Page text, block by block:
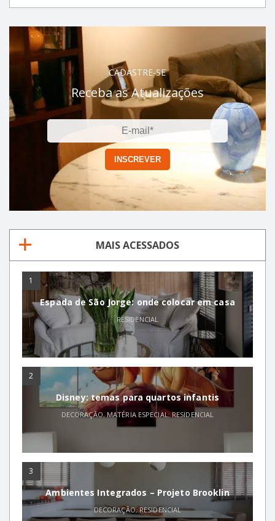
CADASTRE-SE
Receba as Atualizações
MAIS ACESSADOS
1
Espada de São Jorge: onde colocar em casa
RESIDENCIAL
2
Disney: temas para quartos infantis
DECORAÇÃO,MATÉRIA ESPECIAL,RESIDENCIAL
3
Ambientes Integrados – Projeto Brooklin
DECORAÇÃO,RESIDENCIAL